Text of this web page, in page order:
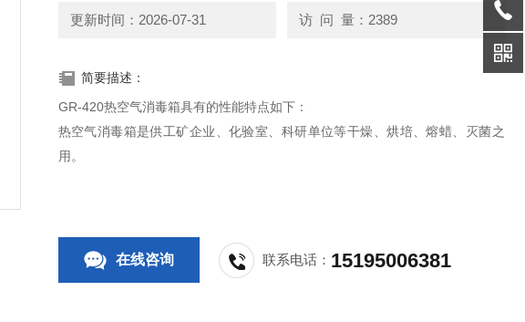
更新时间：2026-07-31 访 问 量：2389
简要描述：
GR-420热空气消毒箱具有的性能特点如下：
热空气消毒箱是供工矿企业、化验室、科研单位等干燥、烘培、熔蜡、灭菌之
用。
在线咨询 联系电话： 15195006381